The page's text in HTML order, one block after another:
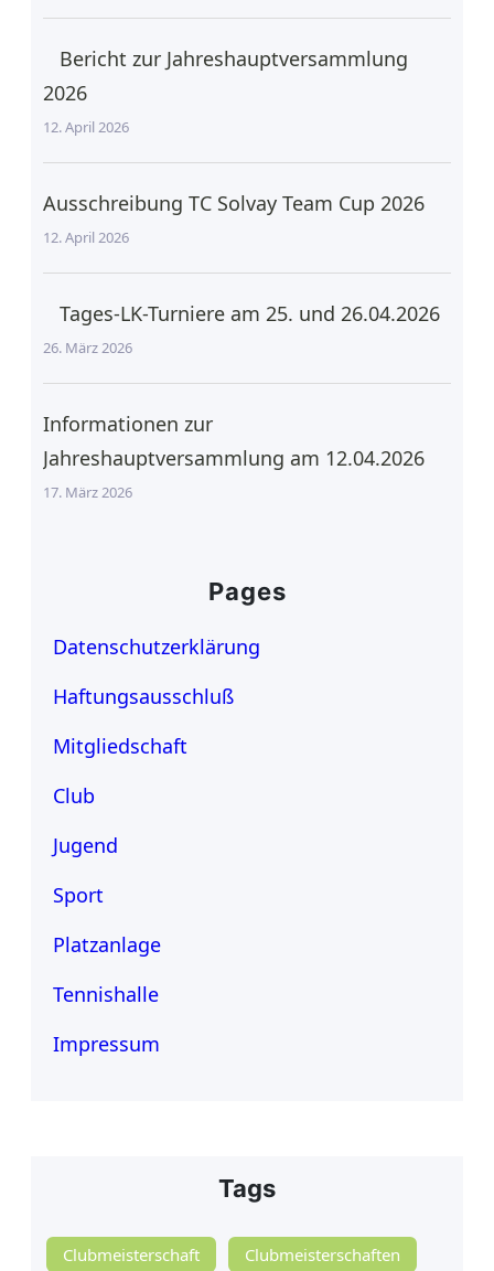
Bericht zur Jahreshauptversammlung
2026
12. April 2026
Ausschreibung TC Solvay Team Cup 2026
12. April 2026
Tages-LK-Turniere am 25. und 26.04.2026
26. März 2026
Informationen zur
Jahreshauptversammlung am 12.04.2026
17. März 2026
Pages
Datenschutzerklärung
Haftungsausschluß
Mitgliedschaft
Club
Jugend
Sport
Platzanlage
Tennishalle
Impressum
Tags
Clubmeisterschaft Clubmeisterschaften